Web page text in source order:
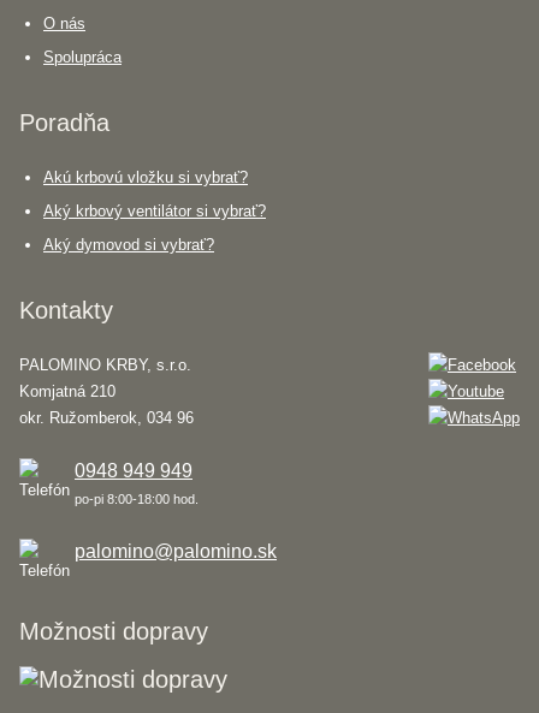
O nás
Spolupráca
Poradňa
Akú krbovú vložku si vybrať?
Aký krbový ventilátor si vybrať?
Aký dymovod si vybrať?
Kontakty
PALOMINO KRBY, s.r.o.
Komjatná 210
okr. Ružomberok, 034 96
0948 949 949
po-pi 8:00-18:00 hod.
palomino@palomino.sk
Možnosti dopravy